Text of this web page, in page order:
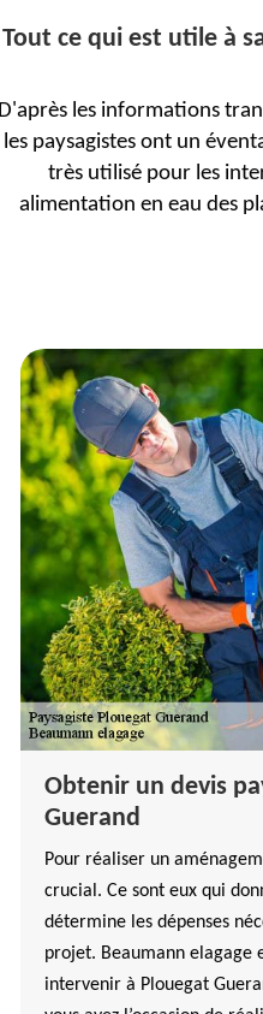
Tout ce qui est utile à
D'après les informations
les paysagistes ont un
très utilisé pour les
alimentation en eau des
Obtenir un devis
Guerand
Pour réaliser un
crucial. Ce sont eux qui
détermine les dépenses
projet. Beaumann elagage
intervenir à Plouegat